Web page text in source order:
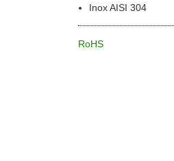
InoxAISI 304
RoHS